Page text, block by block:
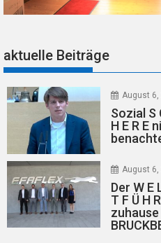
aktuelle Beiträge
August 6,
Sozial S
H E R E
August 6,
Der W E
T F Ü H
zuhause